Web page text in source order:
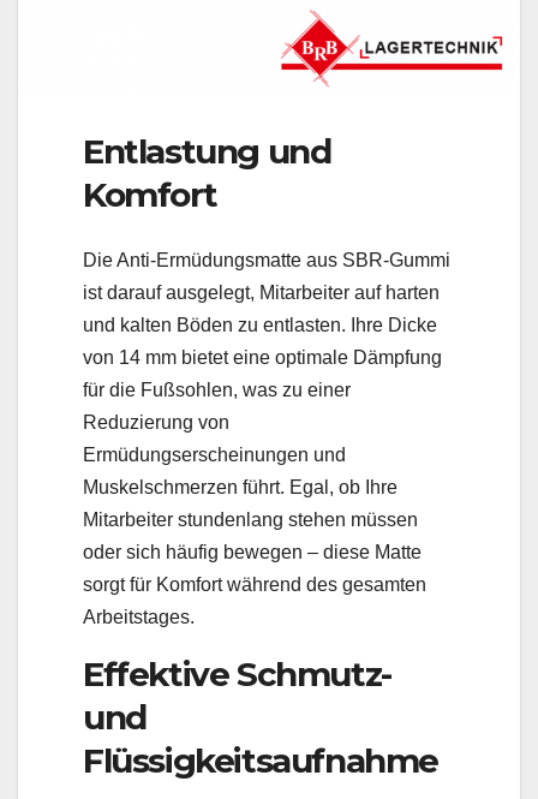
Entlastung und
Komfort
Die Anti-Ermüdungsmatte aus SBR-Gummi
ist darauf ausgelegt, Mitarbeiter auf harten
und kalten Böden zu entlasten. Ihre Dicke
von 14 mm bietet eine optimale Dämpfung
für die Fußsohlen, was zu einer
Reduzierung von
Ermüdungserscheinungen und
Muskelschmerzen führt. Egal, ob Ihre
Mitarbeiter stundenlang stehen müssen
oder sich häufig bewegen – diese Matte
sorgt für Komfort während des gesamten
Arbeitstages.
Effektive Schmutz-
und
Flüssigkeitsaufnahme